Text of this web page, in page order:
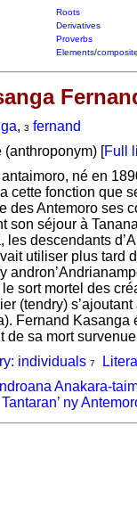
Roots
Derivatives
Proverbs
Elements/
, 3 fernand
[Full
né en
cette fonction que
des Antemoro ses
son séjour à
les descendants
utiliser plus tard
sort mortel des
(tendry)
Fernand Kasanga
de sa mort
individuals 7
Anakara-
Tantaran’ ny